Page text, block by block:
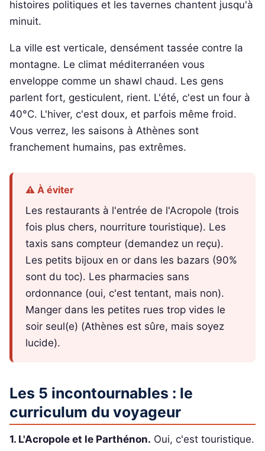
histoires politiques et les tavernes chantent jusqu'à
minuit.
La ville est verticale, densément tassée contre la
montagne. Le climat méditerranéen vous
enveloppe comme un shawl chaud. Les gens
parlent fort, gesticulent, rient. L'été, c'est un four à
40°C. L'hiver, c'est doux, et parfois même froid.
Vous verrez, les saisons à Athènes sont
franchement humains, pas extrêmes.
⚠️ À éviter
Les restaurants à l'entrée de l'Acropole (trois
fois plus chers, nourriture touristique). Les
taxis sans compteur (demandez un reçu).
Les petits bijoux en or dans les bazars (90%
sont du toc). Les pharmacies sans
ordonnance (oui, c'est tentant, mais non).
Manger dans les petites rues trop vides le
soir seul(e) (Athènes est sûre, mais soyez
lucide).
Les 5 incontournables : le
curriculum du voyageur
1. L'Acropole et le Parthénon. Oui, c'est touristique.